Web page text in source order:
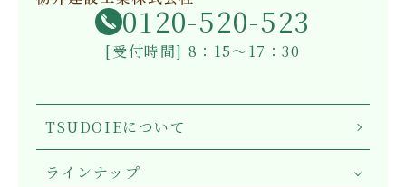
0120-520-523
[受付時間] 8：15～17：30
TSUDOIEについて
ラインナップ